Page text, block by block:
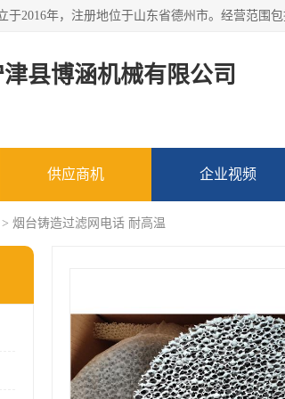
津县博涵机械有限公司
供应商机 企业视频
> 烟台铸造过滤网电话 耐高温